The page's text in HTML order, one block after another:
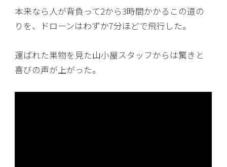
本来なら人が背負って2から3時間かかるこの道の
りを、ドローンはわずか7分ほどで飛行した。
運ばれた果物を見た山小屋スタッフからは驚きと
喜びの声が上がった。